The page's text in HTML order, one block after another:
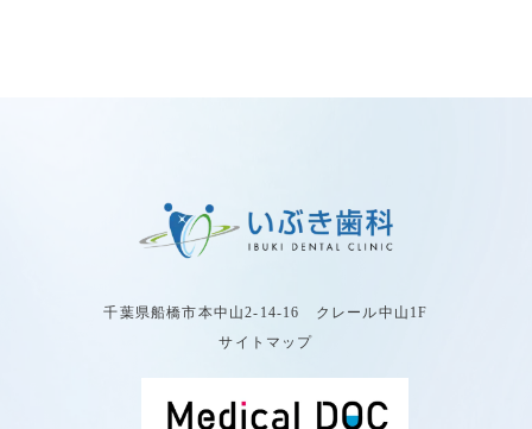
千葉県船橋市本中山2-14-16 クレール中山1F
サイトマップ